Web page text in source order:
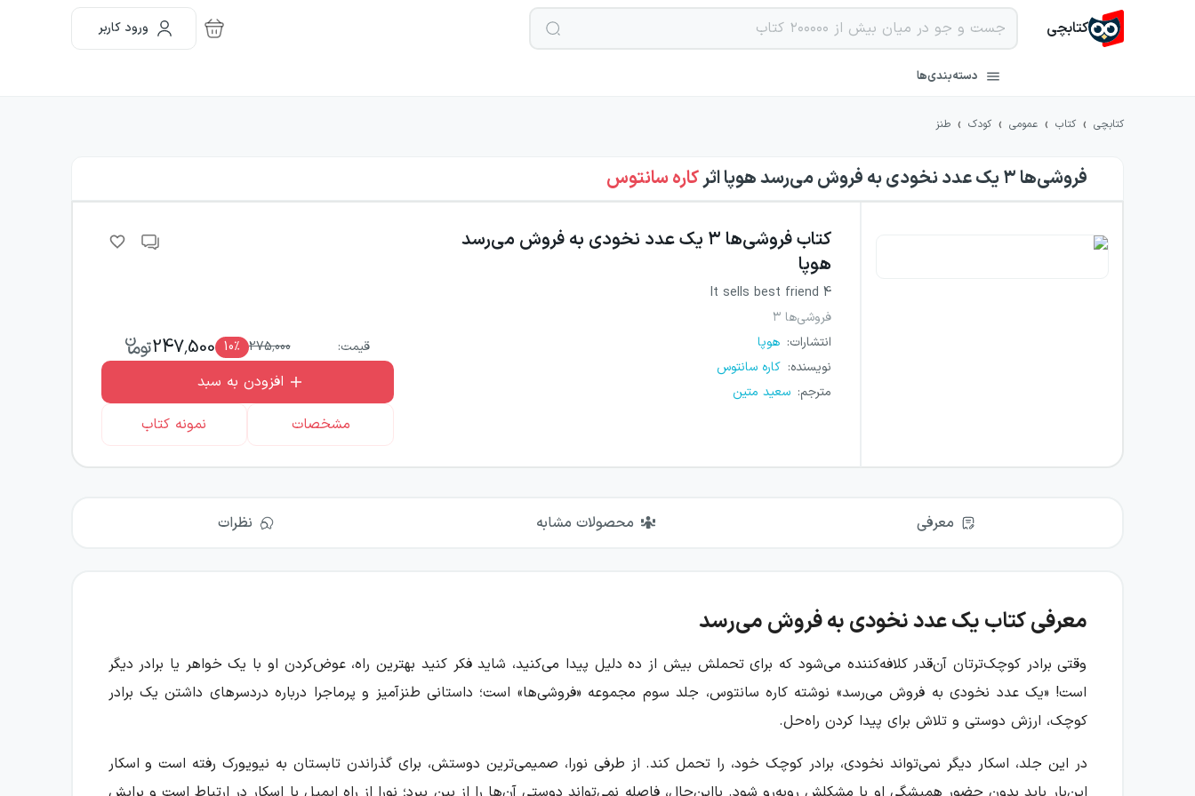
کتابچی ورود کاربر
دسته‌بندی‌ها
کتابچی › کتاب › عمومی › کودک › طنز
فروشی‌ها ۳ یک عدد نخودی به فروش می‌رسد هوپا اثرکاره سانتوس
کتاب
فروشی‌ها ۳ یک عدد نخودی به فروش می‌رسد
هوپا
It sells best friend 4
فروشی‌ها ۳
انتشارات: هوپا
نویسنده: کاره سانتوس
مترجم: سعید متین
قیمت: 275,000
10٪ 247,500
افزودن به سبد
مشخصات
نمونه کتاب
معرفی محصولات مشابه نظرات
معرفی کتاب یک عدد نخودی به فروش می‌رسد
وقتی برادر کوچک‌ترتان آن‌قدر کلافه‌کننده می‌شود که برای تحملش بیش از ده دلیل پیدا می‌کنید، شاید فکر کنید بهترین راه، عوض‌کردن او با یک خواهر یا برادر دیگر
است! «یک عدد نخودی به فروش می‌رسد» نوشته کاره سانتوس، جلد سوم مجموعه «فروشی‌ها» است؛ داستانی طنزآمیز و پرماجرا درباره دردسرهای داشتن یک برادر
کوچک، ارزش دوستی و تلاش برای پیدا کردن راه‌حل.
در این جلد، اسکار دیگر نمی‌تواند نخودی، برادر کوچک خود، را تحمل کند. از طرفی نورا، صمیمی‌ترین دوستش، برای گذراندن تابستان به نیویورک رفته است و اسکار